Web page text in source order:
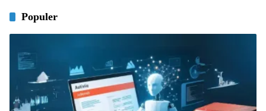
Populer